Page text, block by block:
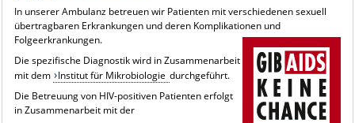
In unserer Ambulanz betreuen wir Patienten mit verschiedenen sexuell
übertragbaren Erkrankungen und deren Komplikationen und
Folgeerkrankungen.
Die spezifische Diagnostik wird in Zusammenarbeit
mit dem Institut für Mikrobiologie durchgeführt.
Die Betreuung von HIV-positiven Patienten erfolgt
in Zusammenarbeit mit der